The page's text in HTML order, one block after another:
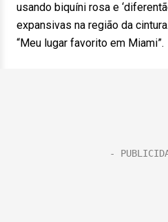
usando biquíni rosa e
expansivas na região da
“Meu lugar favorito em Miami”.